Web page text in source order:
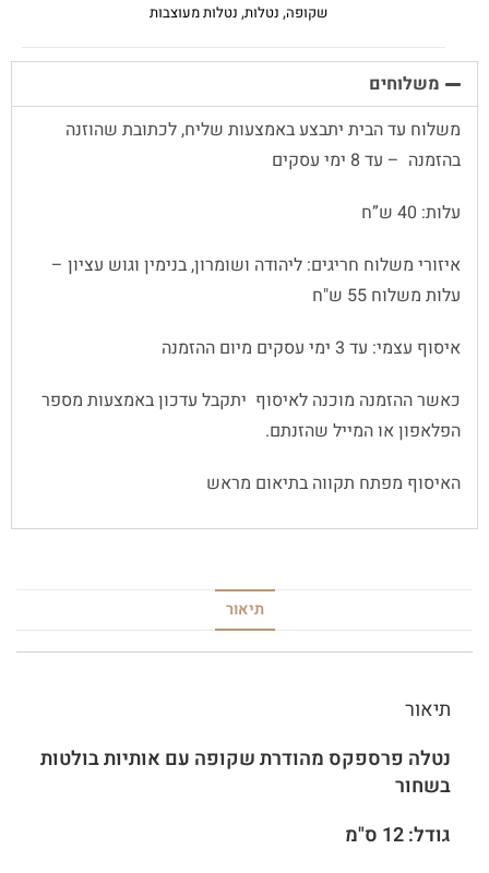
שקופה, נטלות, נטלות מעוצבות
משלוחים
משלוח עד הבית יתבצע באמצעות שליח, לכתובת שהוזנה
בהזמנה – עד 8 ימי עסקים
עלות: 40 ש”ח
איזורי משלוח חריגים: ליהודה ושומרון, בנימין וגוש עציון –
עלות משלוח 55 ש"ח
איסוף עצמי: עד 3 ימי עסקים מיום ההזמנה
כאשר ההזמנה מוכנה לאיסוף יתקבל עדכון באמצעות מספר
הפלאפון או המייל שהזנתם.
האיסוף מפתח תקווה בתיאום מראש
תיאור
תיאור
נטלה פרספקס מהודרת שקופה עם אותיות בולטות
בשחור
גודל: 12 ס"מ